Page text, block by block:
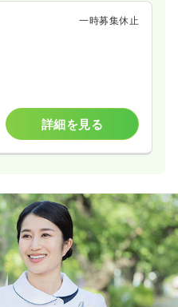
一時募集休止
詳細を見る